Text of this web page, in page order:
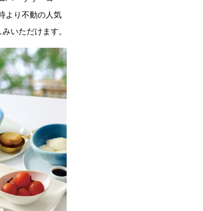
より不動の人気
いただけます。